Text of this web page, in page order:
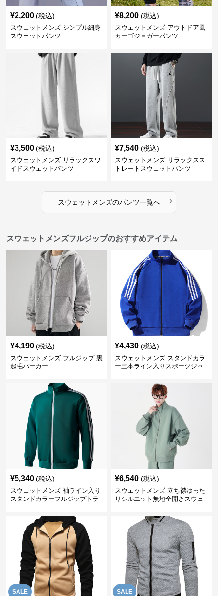
¥2,200 (税込)
スウェットメンズ シンプル細身
スウェットパンツ
¥8,200 (税込)
スウェットメンズ アウトドア風
カーゴジョガーパンツ
¥3,500 (税込)
スウェットメンズ リラックスワ
イドスウェットパンツ
¥7,540 (税込)
スウェットメンズ リラックスス
トレートスウェットパンツ
スウェットメンズのパンツ一覧へ ›
スウェットメンズフルジップのおすすめアイテム
¥4,190 (税込)
スウェットメンズ フルジップ 裏
起毛パーカー
¥4,430 (税込)
スウェットメンズ スタンドカラ
ー三本ライン入りスポーツジャ
¥5,340 (税込)
スウェットメンズ 袖ライン入り
スタンドカラーフルジップトラ
¥6,540 (税込)
スウェットメンズ 立ち襟ゆった
りシルエット無地全開きスウェ
SALE SALE